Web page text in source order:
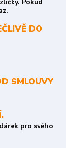
Pokud
DO
SMLOUVY
pro svého